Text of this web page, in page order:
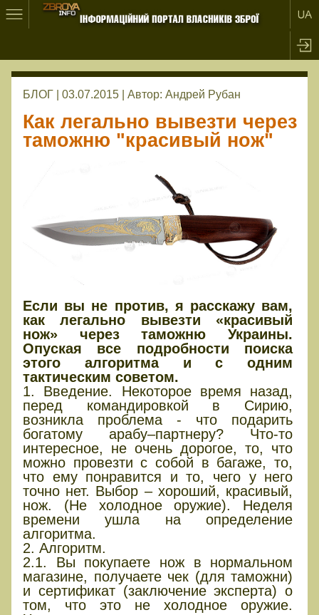
БЛОГ | 03.07.2015 | Автор: Андрей Рубан
Как легально вывезти через
таможню "красивый нож"
Если вы не против, я расскажу вам,
как легально вывезти «красивый
нож» через таможню Украины.
Опуская все подробности поиска
этого алгоритма и с одним
тактическим советом.
1. Введение. Некоторое время назад,
перед командировкой в Сирию,
возникла проблема - что подарить
богатому арабу–партнеру? Что-то
интересное, не очень дорогое, то, что
можно провезти с собой в багаже, то,
что ему понравится и то, чего у него
точно нет. Выбор – хороший, красивый,
нож. (Не холодное оружие). Неделя
времени ушла на определение
алгоритма.
2. Алгоритм.
2.1. Вы покупаете нож в нормальном
магазине, получаете чек (для таможни)
и сертификат (заключение эксперта) о
том, что это не холодное оружие.